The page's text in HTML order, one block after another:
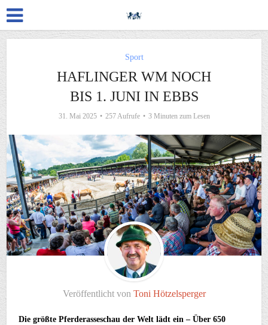
Sport
HAFLINGER WM NOCH
BIS 1. JUNI IN EBBS
31. Mai 2025 257 Aufrufe 3 Minuten zum Lesen
Veröffentlicht von Toni Hötzelsperger
Die größte Pferderasseschau der Welt lädt ein – Über 650